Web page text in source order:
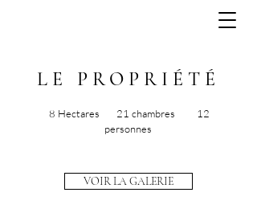
LE PROPRIÉTÉ
8 Hectares 21 chambres 12
personnes
VOIR LA GALERIE